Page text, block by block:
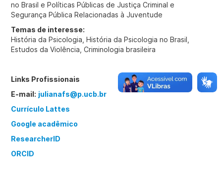
no Brasil e Políticas Públicas de Justiça Criminal e
Segurança Pública Relacionadas à Juventude
Temas de interesse:
História da Psicologia, História da Psicologia no Brasil,
Estudos da Violência, Criminologia brasileira
Links Profissionais
E-mail: julianafs@p.ucb.br
Currículo Lattes
Google acadêmico
ResearcherID
ORCID